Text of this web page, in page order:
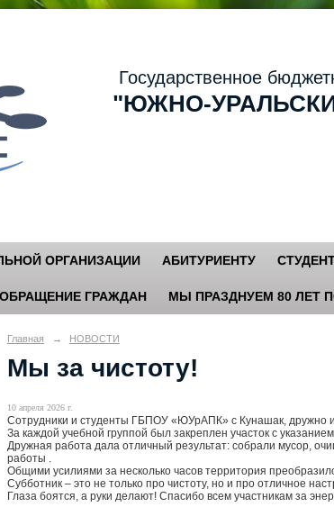
Государственное бюджетное
"ЮЖНО-УРАЛЬСКИЙ
ОРГАНИЗАЦИИ АБИТУРИЕНТУ
ОБРАЩЕНИЕ ГРАЖДАН МЫ ПРАЗДНУЕМ 80 ЛЕТ
Главная → НОВОСТИ
Мы за чистоту!
10 апреля 2026 г.
Сотрудники и студенты ГБПОУ «ЮУрАПК» с Кунашак, дружно
За каждой учебной группой был закреплен участок с
Дружная работа дала отличный результат: собрали мусор,
работы .
Общими усилиями за несколько часов территория
Субботник – это не только про чистоту, но и про отличное
Глаза боятся, а руки делают! Спасибо всем участникам за